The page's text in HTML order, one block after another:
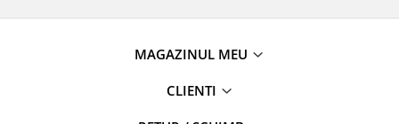
MAGAZINUL MEU
CLIENTI